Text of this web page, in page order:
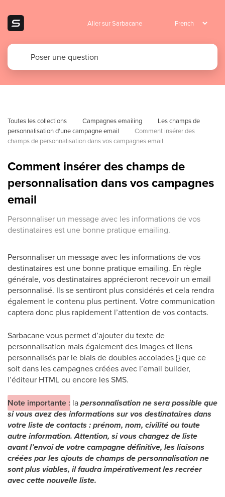
Aller sur Sarbacane
Toutes les collections Campagnes emailing
Les champs de
personnalisation d'une campagne email
Comment insérer des
champs de personnalisation dans vos campagnes email
Comment insérer des champs de
personnalisation dans vos campagnes
email
Personnaliser un message avec les informations de vos
destinataires est une bonne pratique emailing.
Personnaliser un message avec les informations de vos
destinataires est une bonne pratique emailing. En règle
générale, vos destinataires apprécieront recevoir un email
personnalisé. Ils se sentiront plus considérés et cela rendra
également le contenu plus pertinent. Votre communication
captera donc plus rapidement l’attention de vos contacts.
Sarbacane vous permet d’ajouter du texte de
personnalisation mais également des images et liens
personnalisés par le biais de doubles accolades {} que ce
soit dans les campagnes créées avec l’email builder,
l’éditeur HTML ou encore les SMS.
Note importante : lapersonnalisation ne sera possible que
si vous avez des informations sur vos destinataires dans
votre liste de contacts : prénom, nom, civilité ou toute
autre information. Attention, si vous changez de liste
avant l’envoi de votre campagne définitive, les liaisons
créées par les ajouts de champs de personnalisation ne
sont plus viables, il faudra impérativement les recréer
avec cette nouvelle liste.